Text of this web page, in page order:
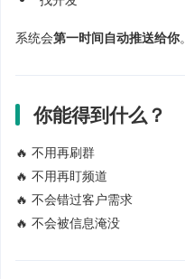
系统会第一时间自动推送给你。
你能得到什么？
🔥 不用再刷群
🔥 不用再盯频道
🔥 不会错过客户需求
🔥 不会被信息淹没